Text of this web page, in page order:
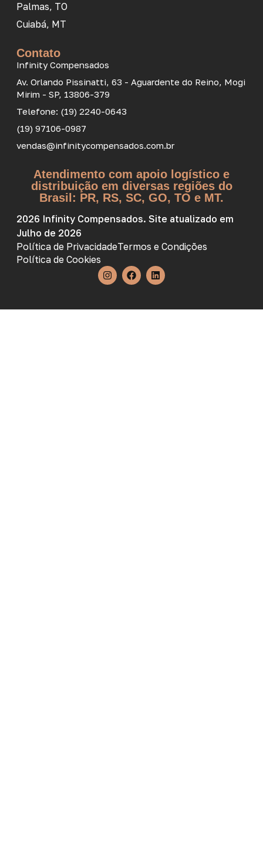
Palmas, TO
Cuiabá, MT
Contato
Infinity Compensados
Av. Orlando Pissinatti, 63 - Aguardente do Reino, Mogi
Mirim - SP, 13806-379
Telefone: (19) 2240-0643
(19) 97106-0987
vendas@infinitycompensados.com.br
Atendimento com apoio logístico e
distribuição em diversas regiões do
Brasil: PR, RS, SC, GO, TO e MT.
2026 Infinity Compensados. Site atualizado em
Julho de 2026
Política de PrivacidadeTermos e Condições
Política de Cookies